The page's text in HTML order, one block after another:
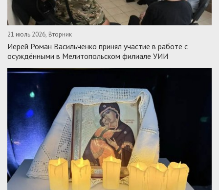
21 июль 2026, Вторник
Иерей Роман Васильченко принял участие в работе с
осуждёнными в Мелитопольском филиале УИИ